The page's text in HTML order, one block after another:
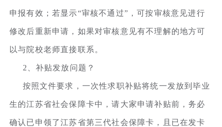
申报有效；若显示“审核不通过”，可按审核意见进行
修改后重新申请，如果对审核意见有不理解的地方可
以与院校老师直接联系。
2、补贴发放问题？
按照文件要求，一次性求职补贴将统一发放到毕业
生的江苏省社会保障卡中，请大家申请补贴前，务必
确认已申领了江苏省第三代社会保障卡，且已在发卡